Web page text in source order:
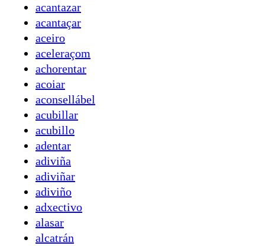
acantazar
acantaçar
aceiro
aceleraçom
achorentar
acoiar
aconsellábel
acubillar
acubillo
adentar
adiviña
adiviñar
adiviño
adxectivo
alasar
alcatrán